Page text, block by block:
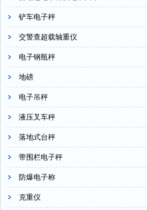
铲车电子秤
交警查超载轴重仪
电子钢瓶秤
地磅
电子吊秤
液压叉车秤
落地式台秤
带围栏电子秤
防爆电子称
克重仪